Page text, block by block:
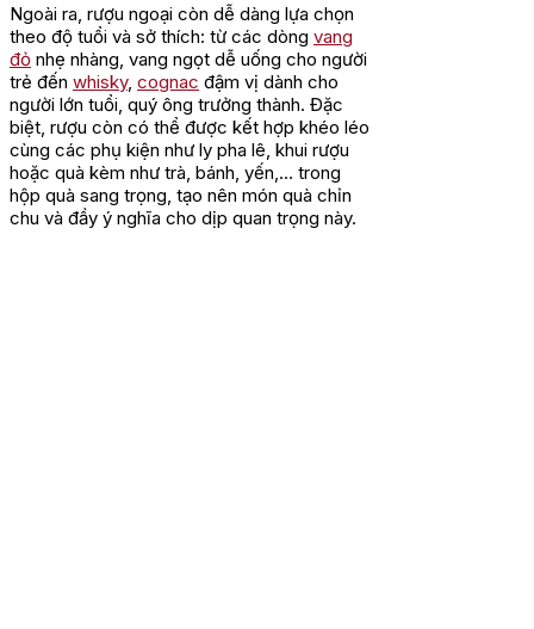
Ngoài ra, rượu ngoại còn dễ dàng lựa chọn
theo độ tuổi và sở thích: từ các dòng vang
đỏ nhẹ nhàng, vang ngọt dễ uống cho người
trẻ đến whisky, cognac đậm vị dành cho
người lớn tuổi, quý ông trưởng thành. Đặc
biệt, rượu còn có thể được kết hợp khéo léo
cùng các phụ kiện như ly pha lê, khui rượu
hoặc quà kèm như trà, bánh, yến,… trong
hộp quà sang trọng, tạo nên món quà chỉn
chu và đầy ý nghĩa cho dịp quan trọng này.